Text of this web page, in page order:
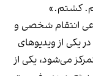
کشتم.»
انتقام شخصی و
یکی از ویدیوهای
می‌شود، یکی از